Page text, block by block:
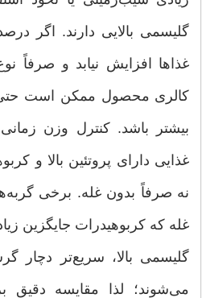
گلیسمی بالایی دارند. اگر
غذاها افزایش نیابد و صرفاً
کالری محصول ممکن است
بیشتر باشد. کنترل وزن
غذایی دارای پروتئین بالا و
نه صرفاً بدون غله. برخی
غله که کربوهیدرات جایگزین
گلیسمی بالا، سریع‌تر دچار
می‌شوند؛ لذا مقایسه